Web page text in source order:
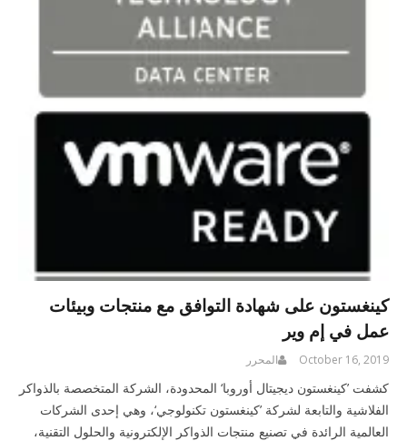
كينغستون على شهادة التوافق مع منتجات وبيئات
عمل في إم وير
October 16, 2019 المحرر
كشفت ’كينغستون ديجيتال أوروبا‘ المحدودة، الشركة المتخصصة بالذواكر
الفلاشية والتابعة لشركة ’كينغستون تكنولوجي‘، وهي إحدى الشركات
العالمية الرائدة في تصنيع منتجات الذواكر الإلكترونية والحلول التقنية،